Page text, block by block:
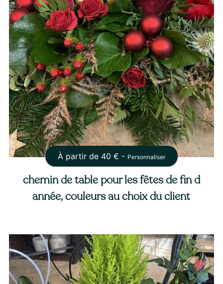
À partir de 40 € - Personnaliser
chemin de table pour les fêtes de fin d
année, couleurs au choix du client